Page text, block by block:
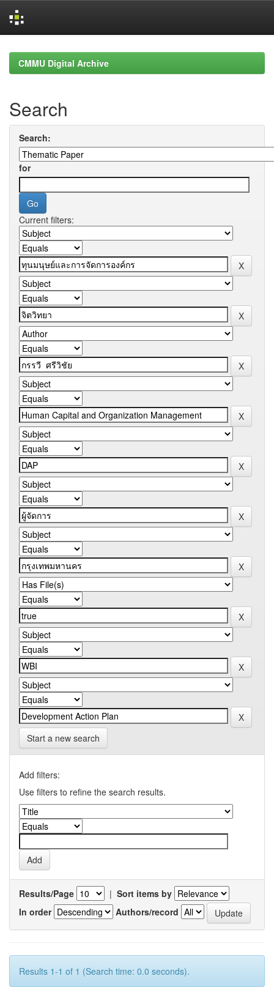
navigationCMMU Digital Archive
Search
Search:
for
Current filters:
Start a new search
Add filters:
Use filters to refine the search results.
Results/Page | Sort items by
In order
Authors/record
Results 1-1 of 1 (Search time: 0.0 seconds).